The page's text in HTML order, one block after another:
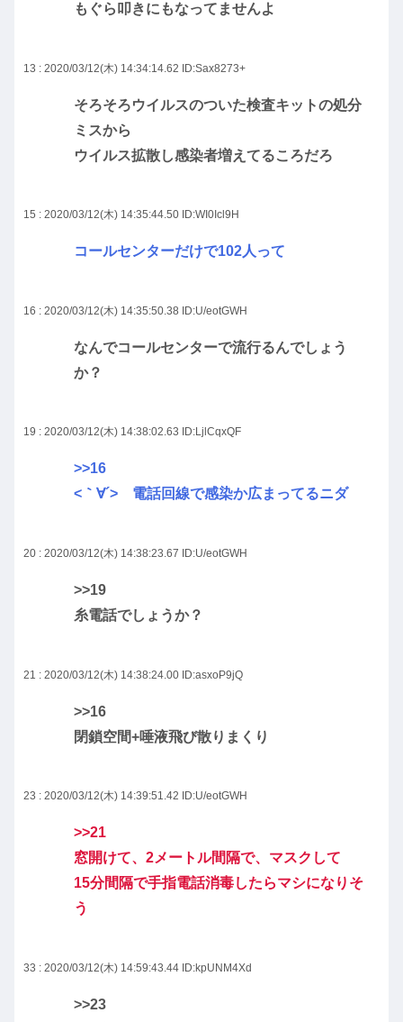
もぐら叩きにもなってませんよ
13 : 2020/03/12(木) 14:34:14.62 ID:Sax8273+
そろそろウイルスのついた検査キットの処分
ミスから
ウイルス拡散し感染者増えてるころだろ
15 : 2020/03/12(木) 14:35:44.50 ID:WI0Icl9H
コールセンターだけで102人って
16 : 2020/03/12(木) 14:35:50.38 ID:U/eotGWH
なんでコールセンターで流行るんでしょう
か？
19 : 2020/03/12(木) 14:38:02.63 ID:LjlCqxQF
>>16
<｀∀´> 電話回線で感染か広まってるニダ
20 : 2020/03/12(木) 14:38:23.67 ID:U/eotGWH
>>19
糸電話でしょうか？
21 : 2020/03/12(木) 14:38:24.00 ID:asxoP9jQ
>>16
閉鎖空間+唾液飛び散りまくり
23 : 2020/03/12(木) 14:39:51.42 ID:U/eotGWH
>>21
窓開けて、2メートル間隔で、マスクして
15分間隔で手指電話消毒したらマシになりそ
う
33 : 2020/03/12(木) 14:59:43.44 ID:kpUNM4Xd
>>23